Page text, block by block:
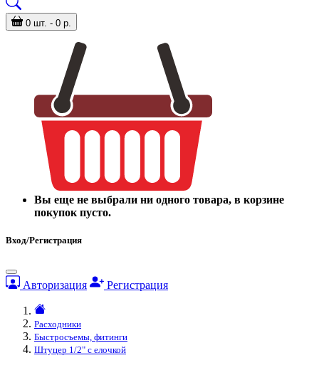
0 шт. - 0 р.
Вы еще не выбрали ни одного товара, в корзине
покупок пусто.
Вход/Регистрация
Авторизация Регистрация
Расходники
Быстросъемы, фитинги
Штуцер 1/2" с елочкой